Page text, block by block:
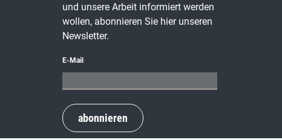
und unsere Arbeit informiert werden
wollen, abonnieren Sie hier unseren
Newsletter.
E-Mail
abonnieren